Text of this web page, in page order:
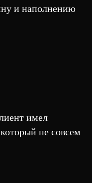
и наполнению
имел
не совсем